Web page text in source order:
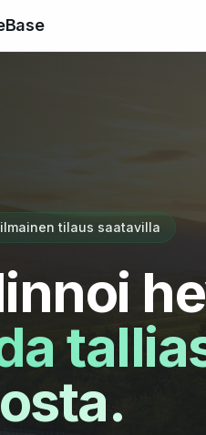
tilaus saatavilla